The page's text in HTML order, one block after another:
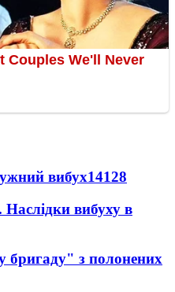
вибух14128
Наслідки вибуху в
бригаду" з полонених